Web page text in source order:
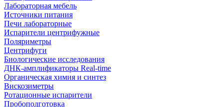
Лабораторная мебель
Источники питания
Печи лабораторные
Испарители центрифужные
Поляриметры
Центрифуги
Биологические исследования
ДНК-амплификаторы Real-time
Органическая химия и синтез
Вискозиметры
Ротационные испарители
Пробоподготовка